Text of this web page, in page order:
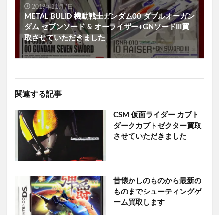
2019年11月7日
METAL BULID 機動戦士ガンダム00 ダブルオーガン
ダム セブンソード & オーライザー+GNソードIII買
取させていただきました
関連する記事
CSM 仮面ライダー カブト
ダークカブトゼクター買取
させていただきました
昔懐かしのものから最新の
ものまでシューティングゲ
ーム買取します